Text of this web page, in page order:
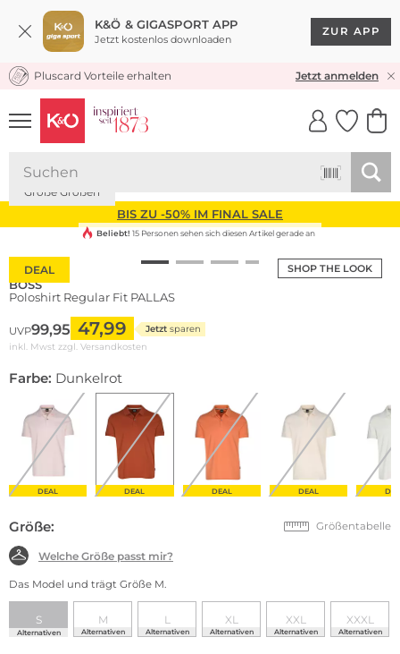
K&Ö & GIGASPORT APP
Jetzt kostenlos downloaden
ZUR APP
KOSTENLOSER VERSAND* & RÜCKVERSAND
Pluscard Vorteile erhalten Jetzt anmelden
UNSERE APP
CLICK &
BIS ZU -50% IM FINAL SALE
SHOP THE LOOK
DEAL
Große Größen
Beliebt! 15 Personen sehen sich diesen Artikel gerade an
BOSS
Poloshirt Regular Fit PALLAS
UVP99,95 47,99 Jetzt sparen
inkl. Mwst zzgl. Versandkosten
Farbe: Dunkelrot
DEAL DEAL DEAL DEAL
Größe: Größentabelle
Welche Größe passt mir?
Das Model und trägt Größe M.
S
Alternativen
M
Alternativen
L
Alternativen
XL
Alternativen
XXL
Alternativen
XXXL
Alternativen